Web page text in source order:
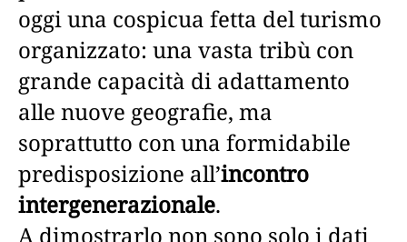
oggi una cospicua fetta del turismo
organizzato: una vasta tribù con
grande capacità di adattamento
alle nuove geografie, ma
soprattutto con una formidabile
predisposizione all’incontro
intergenerazionale.
A dimostrarlo non sono solo i dati